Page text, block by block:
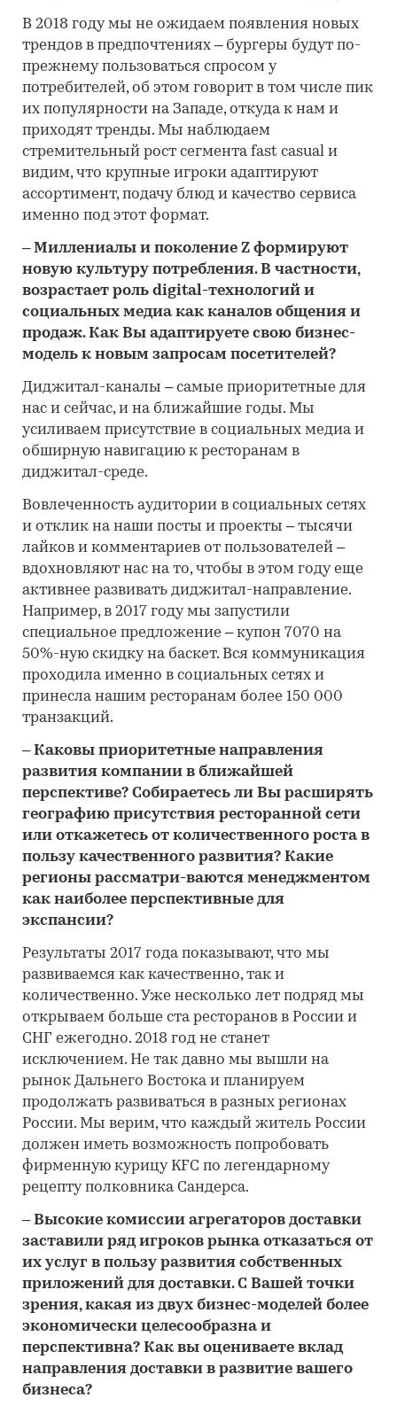
В 2018 году мы не ожидаем появления новых
трендов в предпочтениях – бургеры будут по-
прежнему пользоваться спросом у
потребителей, об этом говорит в том числе пик
их популярности на Западе, откуда к нам и
приходят тренды. Мы наблюдаем
стремительный рост сегмента fast casual и
видим, что крупные игроки адаптируют
ассортимент, подачу блюд и качество сервиса
именно под этот формат.
– Миллениалы и поколение Z формируют
новую культуру потребления. В частности,
возрастает роль digital-технологий и
социальных медиа как каналов общения и
продаж. Как Вы адаптируете свою бизнес-
модель к новым запросам посетителей?
Диджитал-каналы – самые приоритетные для
нас и сейчас, и на ближайшие годы. Мы
усиливаем присутствие в социальных медиа и
обширную навигацию к ресторанам в
диджитал-среде.
Вовлеченность аудитории в социальных сетях
и отклик на наши посты и проекты – тысячи
лайков и комментариев от пользователей –
вдохновляют нас на то, чтобы в этом году еще
активнее развивать диджитал-направление.
Например, в 2017 году мы запустили
специальное предложение – купон 7070 на
50%-ную скидку на баскет. Вся коммуникация
проходила именно в социальных сетях и
принесла нашим ресторанам более 150 000
транзакций.
– Каковы приоритетные направления
развития компании в ближайшей
перспективе? Собираетесь ли Вы расширять
географию присутствия ресторанной сети
или откажетесь от количественного роста в
пользу качественного развития? Какие
регионы рассматри-ваются менеджментом
как наиболее перспективные для
экспансии?
Результаты 2017 года показывают, что мы
развиваемся как качественно, так и
количественно. Уже несколько лет подряд мы
открываем больше ста ресторанов в России и
СНГ ежегодно. 2018 год не станет
исключением. Не так давно мы вышли на
рынок Дальнего Востока и планируем
продолжать развиваться в разных регионах
России. Мы верим, что каждый житель России
должен иметь возможность попробовать
фирменную курицу KFC по легендарному
рецепту полковника Сандерса.
– Высокие комиссии агрегаторов доставки
заставили ряд игроков рынка отказаться от
их услуг в пользу развития собственных
приложений для доставки. С Вашей точки
зрения, какая из двух бизнес-моделей более
экономически целесообразна и
перспективна? Как вы оцениваете вклад
направления доставки в развитие вашего
бизнеса?